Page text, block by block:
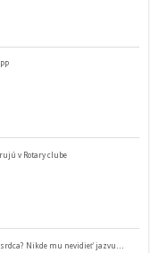
v Rotary clube
Nikde mu nevidieť jazvu…